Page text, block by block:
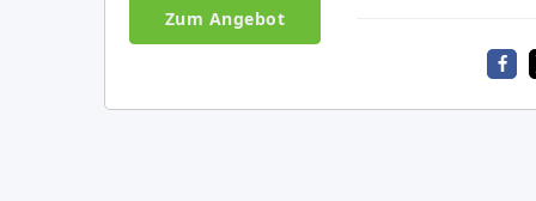
Zum Angebot